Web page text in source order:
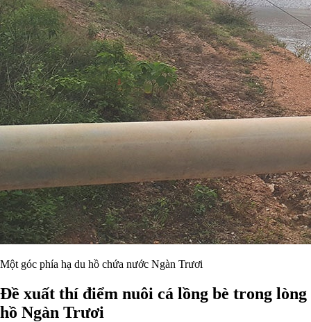
Một góc phía hạ du hồ chứa nước Ngàn Trươi
Đề xuất thí điểm nuôi cá lồng bè trong lòng
hồ Ngàn Trươi